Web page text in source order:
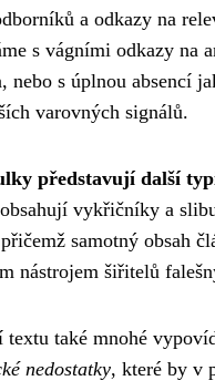
a odkazy na
s vágními odkazy
nebo s úplnou absencí
varovných signálů.
představují další
vykřičníky a
samotný obsah
nástrojem šiřitelů
také mnohé
nedostatky, které by v